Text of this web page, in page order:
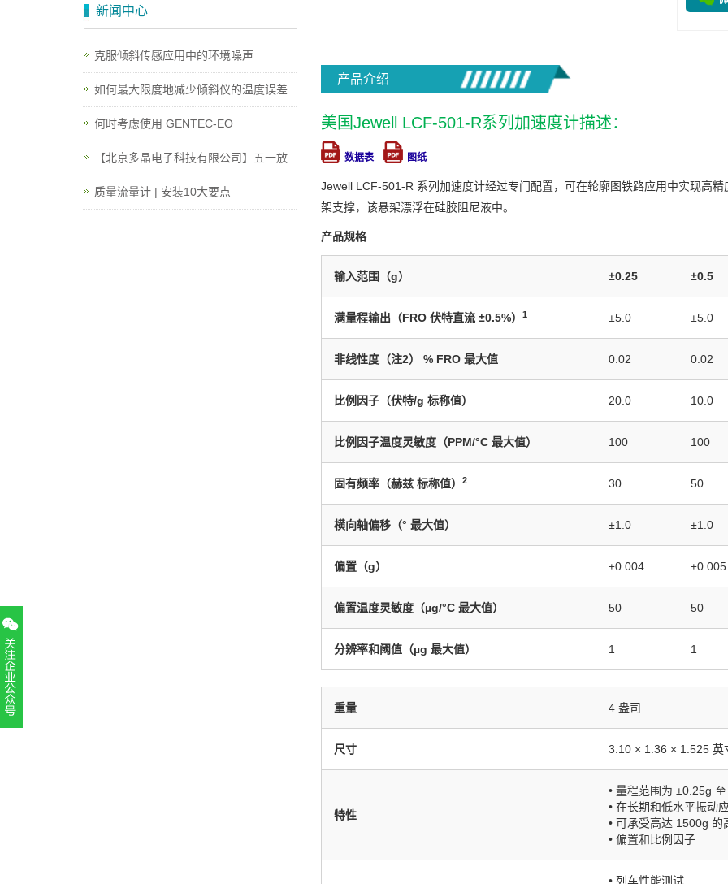
产品介绍
美国Jewell LCF-501-R系列加速度计描述：
数据表 图纸
Jewell LCF-501-R 系列加速度计经过专门配置，可在轮廓图铁路应用中实现高
架支撑，该悬架漂浮在硅胶阻尼液中。
产品规格
输入范围（g） ±0.25 ±0.5
满量程输出（FRO 伏特直流 ±0.5%） 1 ±5.0 ±5.0
非线性度（注2） % FRO 最大值 0.02 0.02
比例因子（伏特/g 标称值） 20.0 10.0
比例因子温度灵敏度（PPM/°C 最大值） 100 100
固有频率（赫兹 标称值） 2 30 50
横向轴偏移（° 最大值） ±1.0 ±1.0
偏置（g） ±0.004 ±0.005
偏置温度灵敏度（µg/°C 最大值） 50 50
分辨率和阈值（µg 最大值） 1 1
重量 4 盎司
尺寸 3.10 × 1.36 × 1.525 英
特性
• 量程范围为 ±0.25g
• 在长期和低水平振动
• 可承受高达 1500g 的
• 偏置和比例因子
• 列车性能测试
新闻中心
克服倾斜传感应用中的环境噪声
如何最大限度地减少倾斜仪的温度误差
何时考虑使用 GENTEC-EO
【北京多晶电子科技有限公司】五一放
质量流量计 | 安装10大要点